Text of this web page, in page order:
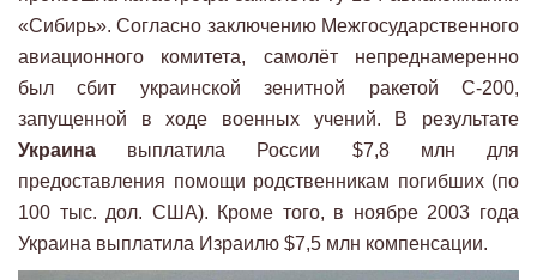
«Сибирь». Согласно заключению Межгосударственного
авиационного комитета, самолёт непреднамеренно
был сбит украинской зенитной ракетой С-200,
запущенной в ходе военных учений. В результате
Украина выплатила России $7,8 млн для
предоставления помощи родственникам погибших (по
100 тыс. дол. США). Кроме того, в ноябре 2003 года
Украина выплатила Израилю $7,5 млн компенсации.